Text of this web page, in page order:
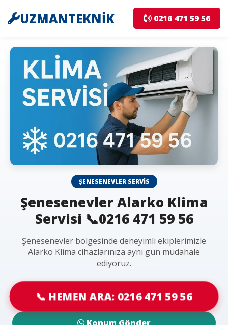
UZMANTEKNİK 0216 471 59 56
ŞENESENEVLER SERVIS
Şenesenevler Alarko Klima
Servisi 📞0216 471 59 56
Şenesenevler bölgesinde deneyimli ekiplerimizle
Alarko Klima cihazlarınıza aynı gün müdahale
ediyoruz.
📞 HEMEN ARA: 0216 471 59 56